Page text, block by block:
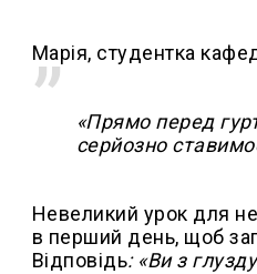
Марія, студентка
«Прямо перед
серйозно
Невеликий урок для
в перший день, щоб
Відповідь: «Ви з